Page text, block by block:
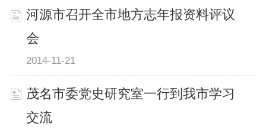
河源市召开全市地方志年报资料评议
会
2014-11-21
茂名市委党史研究室一行到我市学习
交流